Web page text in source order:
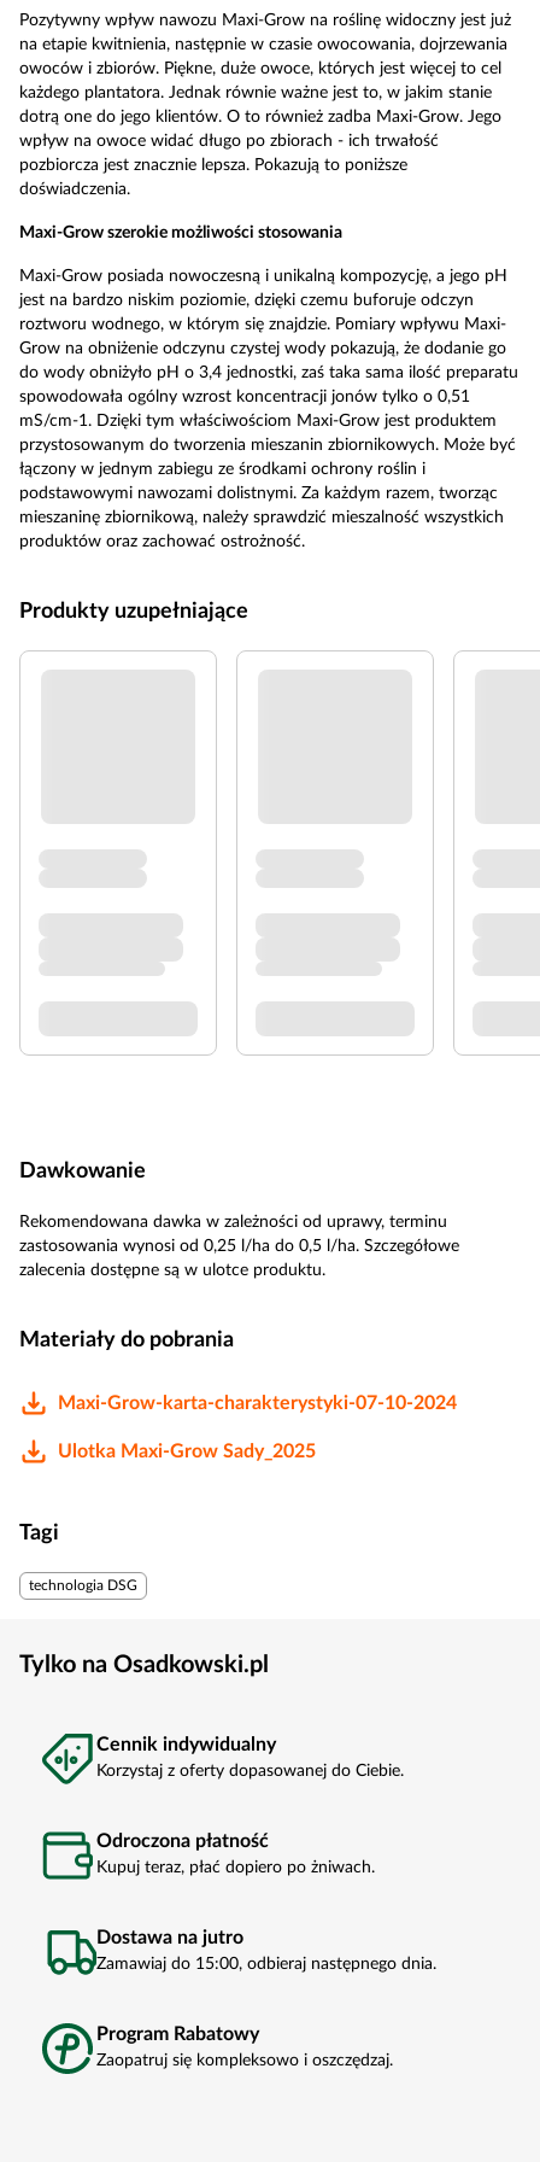
Pozytywny wpływ nawozu Maxi-Grow na roślinę widoczny jest już
na etapie kwitnienia, następnie w czasie owocowania, dojrzewania
owoców i zbiorów. Piękne, duże owoce, których jest więcej to cel
każdego plantatora. Jednak równie ważne jest to, w jakim stanie
dotrą one do jego klientów. O to również zadba Maxi-Grow. Jego
wpływ na owoce widać długo po zbiorach - ich trwałość
pozbiorcza jest znacznie lepsza. Pokazują to poniższe
doświadczenia.
Maxi-Grow szerokie możliwości stosowania
Maxi-Grow posiada nowoczesną i unikalną kompozycję, a jego pH
jest na bardzo niskim poziomie, dzięki czemu buforuje odczyn
roztworu wodnego, w którym się znajdzie. Pomiary wpływu Maxi-
Grow na obniżenie odczynu czystej wody pokazują, że dodanie go
do wody obniżyło pH o 3,4 jednostki, zaś taka sama ilość preparatu
spowodowała ogólny wzrost koncentracji jonów tylko o 0,51
mS/cm-1. Dzięki tym właściwościom Maxi-Grow jest produktem
przystosowanym do tworzenia mieszanin zbiornikowych. Może być
łączony w jednym zabiegu ze środkami ochrony roślin i
podstawowymi nawozami dolistnymi. Za każdym razem, tworząc
mieszaninę zbiornikową, należy sprawdzić mieszalność wszystkich
produktów oraz zachować ostrożność.
Produkty uzupełniające
Dawkowanie
Rekomendowana dawka w zależności od uprawy, terminu
zastosowania wynosi od 0,25 l/ha do 0,5 l/ha. Szczegółowe
zalecenia dostępne są w ulotce produktu.
Materiały do pobrania
Maxi-Grow-karta-charakterystyki-07-10-2024
Ulotka Maxi-Grow Sady_2025
Tagi
technologia DSG
Tylko na Osadkowski.pl
Cennik indywidualny
Korzystaj z oferty dopasowanej do Ciebie.
Odroczona płatność
Kupuj teraz, płać dopiero po żniwach.
Dostawa na jutro
Zamawiaj do 15:00, odbieraj następnego dnia.
Program Rabatowy
Zaopatruj się kompleksowo i oszczędzaj.